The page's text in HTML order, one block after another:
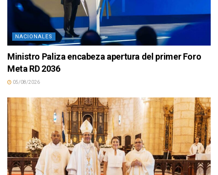
NACIONALES
Ministro Paliza encabeza apertura del primer Foro
Meta RD 2036
05/08/2026